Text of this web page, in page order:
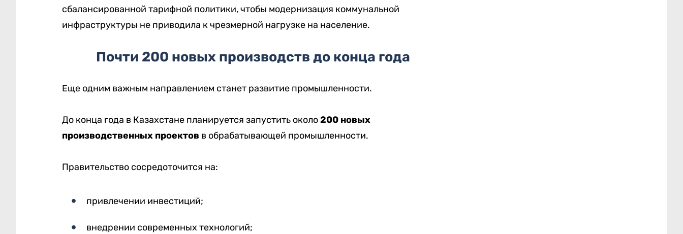
сбалансированной тарифной политики, чтобы модернизация коммунальной
инфраструктуры не приводила к чрезмерной нагрузке на население.
Почти 200 новых производств до конца года
Еще одним важным направлением станет развитие промышленности.
До конца года в Казахстане планируется запустить около200 новых
производственных проектов в обрабатывающей промышленности.
Правительство сосредоточится на:
привлечении инвестиций;
внедрении современных технологий;